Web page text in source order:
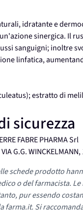
idratante e
sinergica. Il
sanguigni; inoltre
linfatica,
estratto di
sicurezza
FABRE PHARMA Srl
VIA G.G.
schede prodotto
o del farmacista.
pur essendo
farma.it. Si